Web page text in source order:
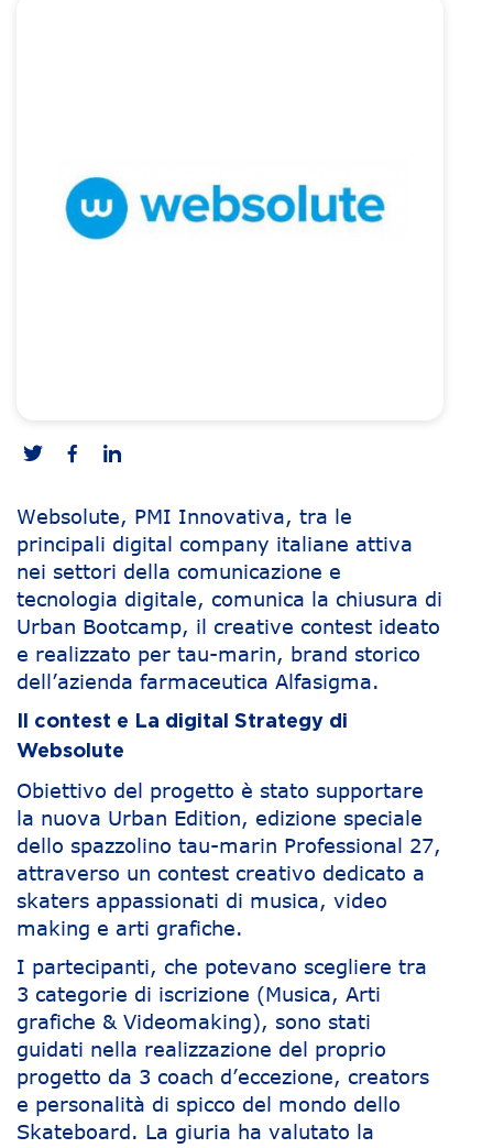
Websolute, PMI Innovativa, tra le
principali digital company italiane attiva
nei settori della comunicazione e
tecnologia digitale, comunica la chiusura di
Urban Bootcamp, il creative contest ideato
e realizzato per tau-marin, brand storico
dell’azienda farmaceutica Alfasigma.
Il contest e La digital Strategy di
Websolute
Obiettivo del progetto è stato supportare
la nuova Urban Edition, edizione speciale
dello spazzolino tau-marin Professional 27,
attraverso un contest creativo dedicato a
skaters appassionati di musica, video
making e arti grafiche.
I partecipanti, che potevano scegliere tra
3 categorie di iscrizione (Musica, Arti
grafiche & Videomaking), sono stati
guidati nella realizzazione del proprio
progetto da 3 coach d’eccezione, creators
e personalità di spicco del mondo dello
Skateboard. La giuria ha valutato la